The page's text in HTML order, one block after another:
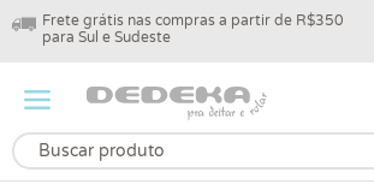
Frete grátis nas compras a partir de R$350
para Sul e Sudeste